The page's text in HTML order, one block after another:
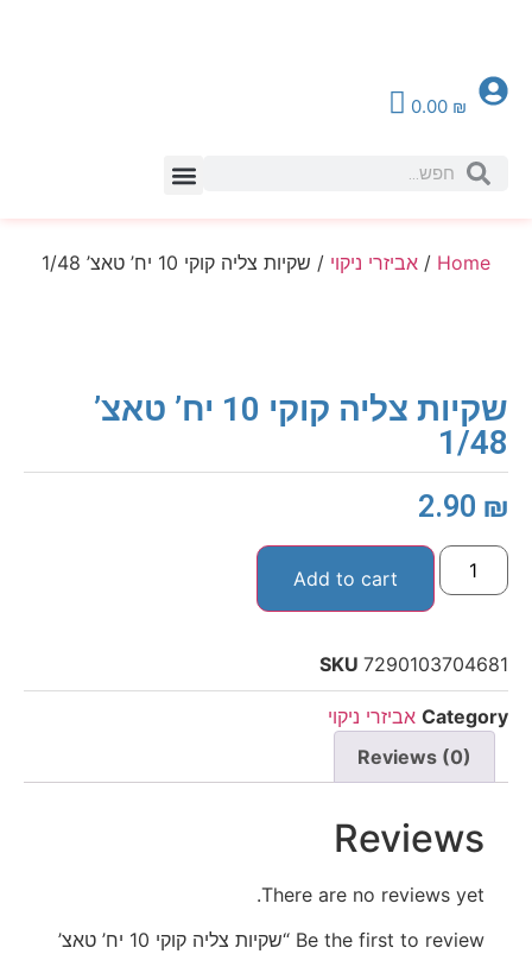
0.00 ₪
Home
/ אביזרי ניקוי / שקיות צליה קוקי 10 יח’ טאצ’ 1/48
שקיות צליה קוקי 10 יח’ טאצ’
1/48
2.90 ₪
Add to cart
SKU 7290103704681
Category אביזרי ניקוי
Reviews (0)
Reviews
There are no reviews yet.
Be the first to review “שקיות צליה קוקי 10 יח’ טאצ’